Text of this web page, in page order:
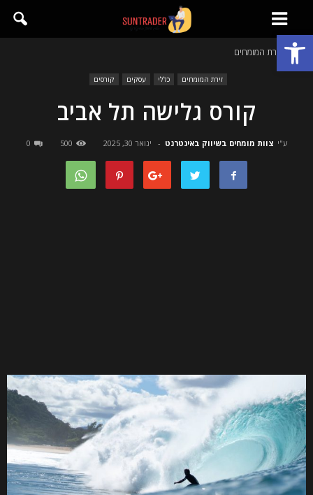
פתח סרגל נגישות
בית זירת המומחים
זירת המומחים כללי עסקים קורסים
קורס גלישה תל אביב
ע"י צוות מומחים בשיווק באינטרנט - ינואר 30, 2025 500
0